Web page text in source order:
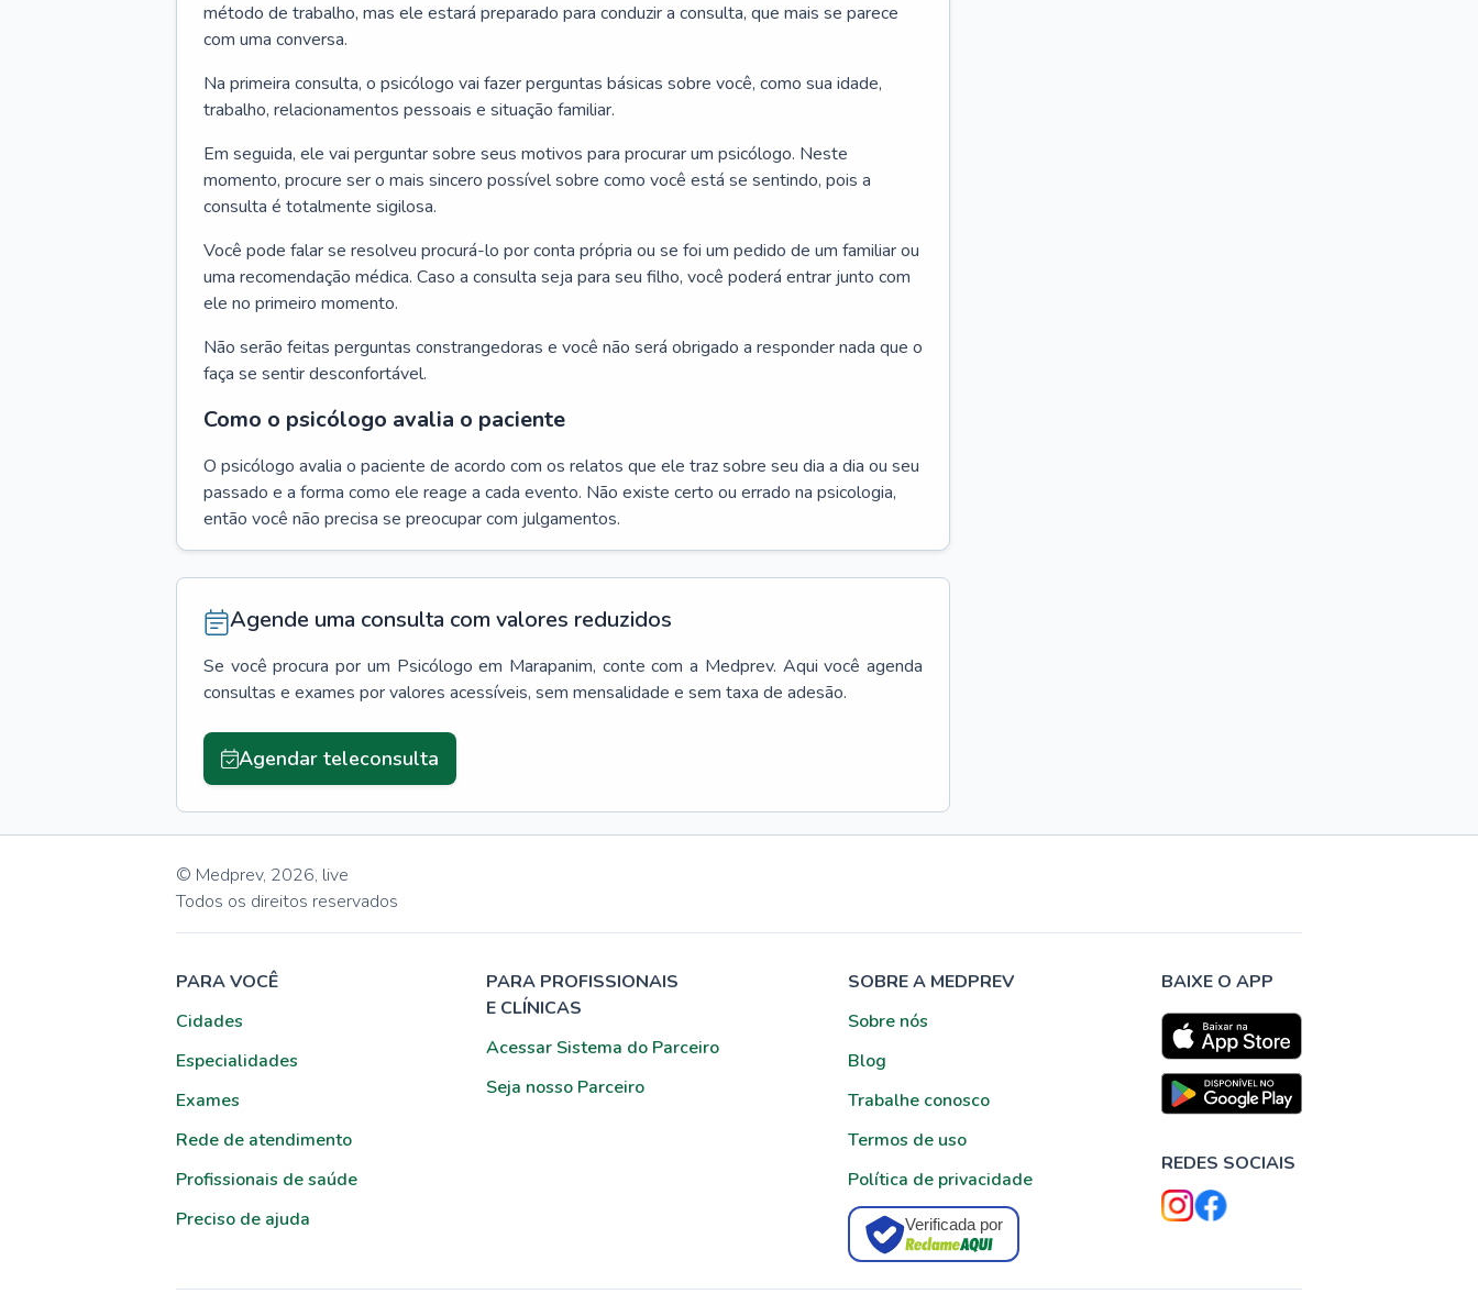
método de trabalho, mas ele estará preparado para conduzir a consulta, que mais se parece
com uma conversa.
Na primeira consulta, o psicólogo vai fazer perguntas básicas sobre você, como sua idade,
trabalho, relacionamentos pessoais e situação familiar.
Em seguida, ele vai perguntar sobre seus motivos para procurar um psicólogo. Neste
momento, procure ser o mais sincero possível sobre como você está se sentindo, pois a
consulta é totalmente sigilosa.
Você pode falar se resolveu procurá-lo por conta própria ou se foi um pedido de um familiar ou
uma recomendação médica. Caso a consulta seja para seu filho, você poderá entrar junto com
ele no primeiro momento.
Não serão feitas perguntas constrangedoras e você não será obrigado a responder nada que o
faça se sentir desconfortável.
Como o psicólogo avalia o paciente
O psicólogo avalia o paciente de acordo com os relatos que ele traz sobre seu dia a dia ou seu
passado e a forma como ele reage a cada evento. Não existe certo ou errado na psicologia,
então você não precisa se preocupar com julgamentos.
Agende uma consulta com valores reduzidos
Se você procura por um Psicólogo em Marapanim, conte com a Medprev. Aqui você agenda
consultas e exames por valores acessíveis, sem mensalidade e sem taxa de adesão.
Agendar teleconsulta
© Medprev, 2026, live
Todos os direitos reservados
PARA VOCÊ
Cidades
Especialidades
Exames
Rede de atendimento
Profissionais de saúde
Preciso de ajuda
PARA PROFISSIONAIS
E CLÍNICAS
Acessar Sistema do Parceiro
Seja nosso Parceiro
SOBRE A MEDPREV
Sobre nós
Blog
Trabalhe conosco
Termos de uso
Política de privacidade
Verificada por
BAIXE O APP
REDES SOCIAIS